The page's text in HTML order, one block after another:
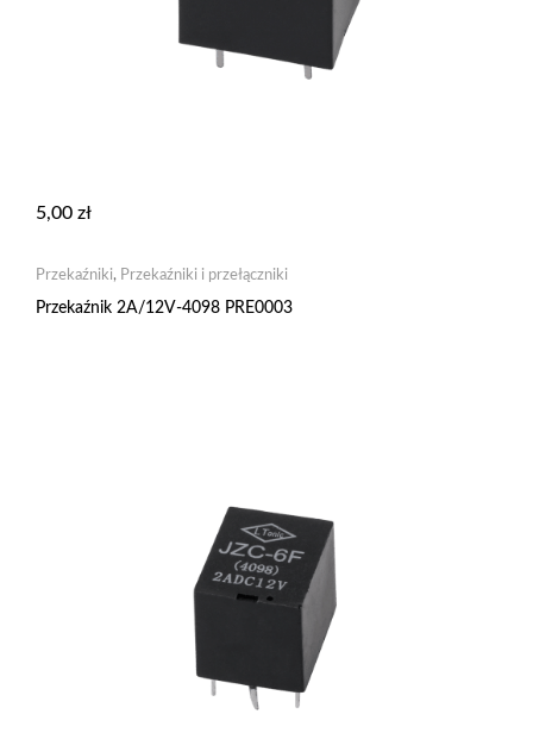
5,00 zł
Przekaźniki, Przekaźniki i przełączniki
Przekaźnik 2A/12V-4098 PRE0003